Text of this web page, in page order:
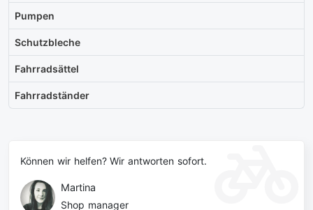
Pumpen
Schutzbleche
Fahrradsättel
Fahrradständer
Können wir helfen? Wir antworten sofort.
Martina
Shop manager